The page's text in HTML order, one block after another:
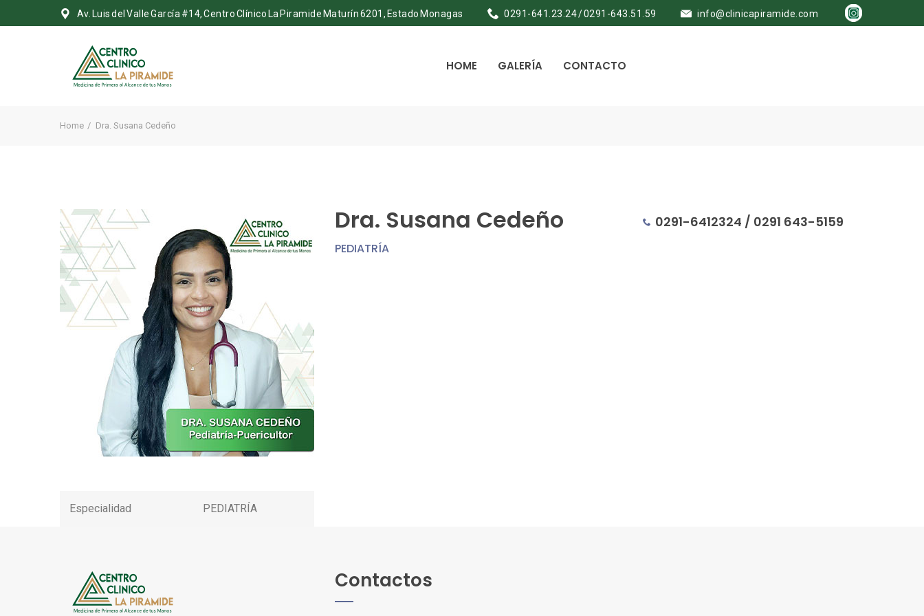
Av. Luis del Valle García #14, Centro Clínico La Piramide Maturín 6201, Estado Monagas 0291-641.23.24 / 0291-643.51.59 info@clinicapiramide.com
HOME GALERÍA CONTACTO
Home Dra. Susana Cedeño
Especialidad PEDIATRÍA
Dra. Susana Cedeño
PEDIATRÍA
0291-6412324 / 0291 643-5159
Contactos